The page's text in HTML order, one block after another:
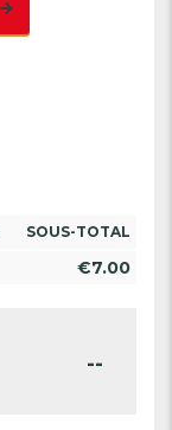
SOUS-TOTAL
€7.00
--